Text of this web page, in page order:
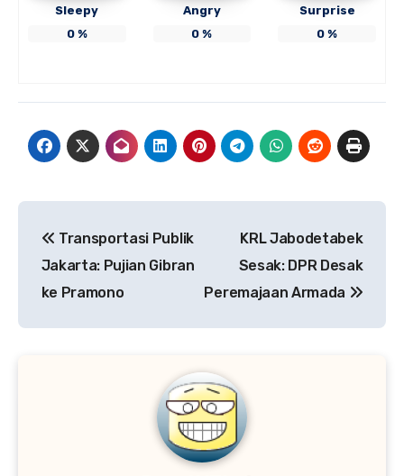
Sleepy
0%
Angry
0 %
Surprise
0 %
pos
Transportasi Publik
Jakarta: Pujian Gibran
ke Pramono
KRL Jabodetabek
Sesak: DPR Desak
Peremajaan Armada